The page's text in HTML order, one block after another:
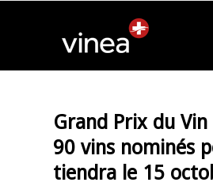
Grand Prix du
90 vins nominés
tiendra le 15